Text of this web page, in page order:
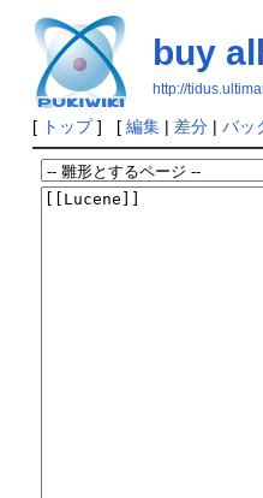
buy
http://
[ トップ] [ 編集| 差分| バッ